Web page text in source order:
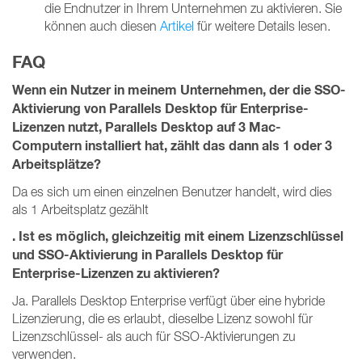
die Endnutzer in Ihrem Unternehmen zu aktivieren. Sie
können auch diesen Artikel für weitere Details lesen.
FAQ
Wenn ein Nutzer in meinem Unternehmen, der die SSO-
Aktivierung von Parallels Desktop für Enterprise-
Lizenzen nutzt, Parallels Desktop auf 3 Mac-
Computern installiert hat, zählt das dann als 1 oder 3
Arbeitsplätze?
Da es sich um einen einzelnen Benutzer handelt, wird dies
als 1 Arbeitsplatz gezählt
. Ist es möglich, gleichzeitig mit einem Lizenzschlüssel
und SSO-Aktivierung in Parallels Desktop für
Enterprise-Lizenzen zu aktivieren?
Ja. Parallels Desktop Enterprise verfügt über eine hybride
Lizenzierung, die es erlaubt, dieselbe Lizenz sowohl für
Lizenzschlüssel- als auch für SSO-Aktivierungen zu
verwenden.